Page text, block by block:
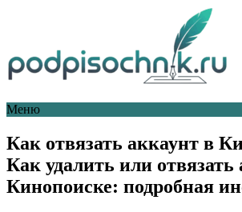
Меню
Как отвязать аккаунт в
Как удалить или отвязать
Кинопоиске: подробная